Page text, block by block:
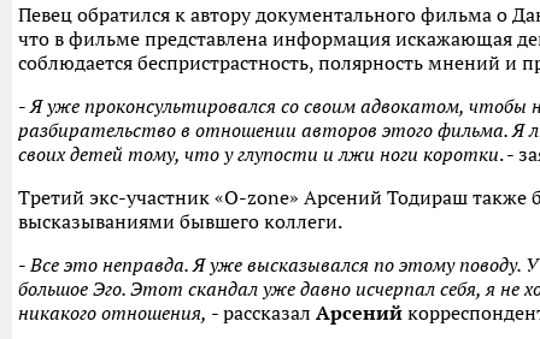
Певец обратился к автору документального фильма о
что в фильме представлена информация искажающая
соблюдается беспристрастность, полярность мнений и
- Я уже проконсультировался со своим адвокатом, чтобы
разбирательство в отношении авторов этого фильма. Я
своих детей тому, что у глупости и лжи ноги коротки. -
Третий экс-участник «O-zone» Арсений Тодираш
высказываниями бывшего коллеги.
- Все это неправда. Я уже высказывался по этому поводу.
большое Эго. Этот скандал уже давно исчерпал себя, я не
никакого отношения, - рассказал Арсений